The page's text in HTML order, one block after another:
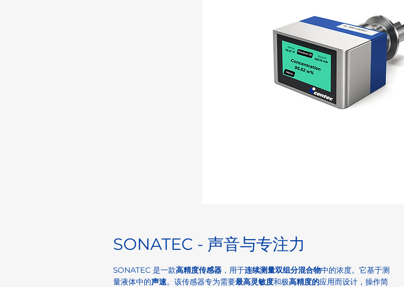
SONATEC - 声音与专注力
SONATEC 是一款高精度传感器 ，用于连续测量双组分混合物中的浓度。它基于测
量液体中的声速。该传感器专为需要最高灵敏度和极高精度的应用而设计，操作简